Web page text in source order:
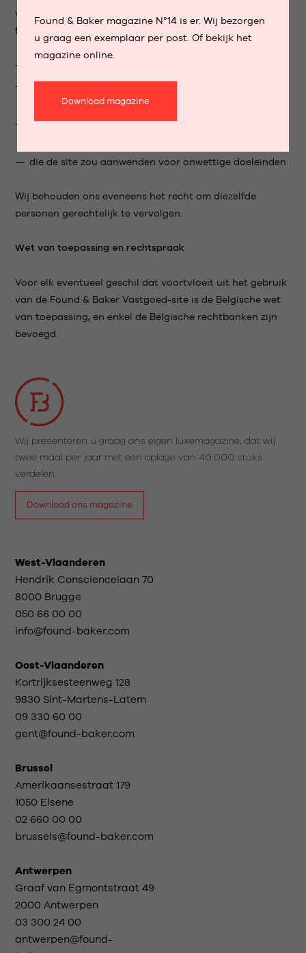
verbieden tot heel de site of een gedeelte ervan voor elke
fysieke of rechtspersoon:
van de site zou aantasten
die inbreuk zou plegen op de intellectuele rechten van
die de site zou aanwenden voor onwettige doeleinden
Wij behouden ons eveneens het recht om diezelfde
personen gerechtelijk te vervolgen.
Wet van toepassing en rechtspraak
Voor elk eventueel geschil dat voortvloeit uit het gebruik
van de Found & Baker Vastgoed-site is de Belgische wet
van toepassing, en enkel de Belgische rechtbanken zijn
bevoegd.
Wij presenteren u graag ons eigen luxemagazine, dat wij
twee maal per jaar met een oplage van 40.000 stuks
verdelen.
Download ons magazine
West-Vlaanderen
Hendrik Consciencelaan 70
8000 Brugge
050 66 00 00
info@found-baker.com
Oost-Vlaanderen
Kortrijksesteenweg 128
9830 Sint-Martens-Latem
09 330 60 00
gent@found-baker.com
Brussel
Amerikaansestraat 179
1050 Elsene
02 660 00 00
brussels@found-baker.com
Antwerpen
Graaf van Egmontstraat 49
2000 Antwerpen
03 300 24 00
antwerpen@found-
Found & Baker magazine N°14 is er. Wij bezorgen
u graag een exemplaar per post. Of bekijk het
magazine online.
Download magazine